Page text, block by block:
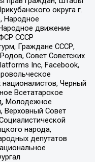
округа г.
Народное
движение
СССР
Граждане СССР,
Совет Советских
Inc, Facebook,
Черный
Всетатарское
Молодежное
Верховный Совет
народа,
депутатов